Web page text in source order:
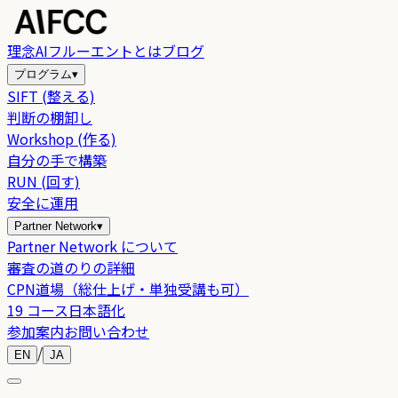
理念AIフルーエントとはブログ
プログラム▾
SIFT (整える)
判断の棚卸し
Workshop (作る)
自分の手で構築
RUN (回す)
安全に運用
Partner Network▾
Partner Network について
審査の道のりの詳細
CPN道場（総仕上げ・単独受講も可）
19 コース日本語化
参加案内お問い合わせ
EN / JA